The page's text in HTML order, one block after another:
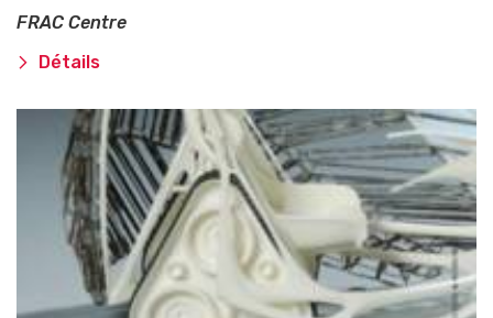
FRAC Centre
Détails